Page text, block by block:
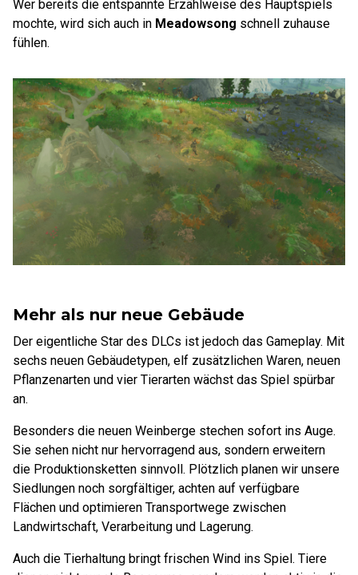
Wer bereits die entspannte Erzählweise des Hauptspiels
mochte, wird sich auch in Meadowsong schnell zuhause
fühlen.
Mehr als nur neue Gebäude
Der eigentliche Star des DLCs ist jedoch das Gameplay. Mit
sechs neuen Gebäudetypen, elf zusätzlichen Waren, neuen
Pflanzenarten und vier Tierarten wächst das Spiel spürbar
an.
Besonders die neuen Weinberge stechen sofort ins Auge.
Sie sehen nicht nur hervorragend aus, sondern erweitern
die Produktionsketten sinnvoll. Plötzlich planen wir unsere
Siedlungen noch sorgfältiger, achten auf verfügbare
Flächen und optimieren Transportwege zwischen
Landwirtschaft, Verarbeitung und Lagerung.
Auch die Tierhaltung bringt frischen Wind ins Spiel. Tiere